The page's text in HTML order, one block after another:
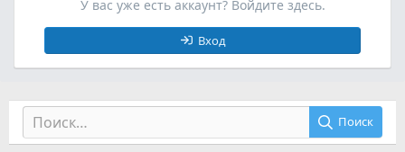
У вас уже есть аккаунт? Войдите здесь.
Вход
Поиск